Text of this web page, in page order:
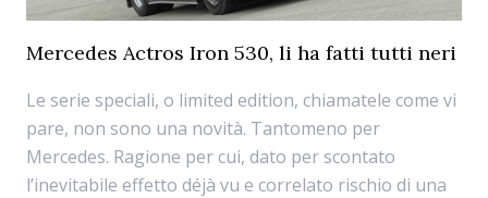
Mercedes Actros Iron 530, li ha fatti tutti neri
Le serie speciali, o limited edition, chiamatele come vi
pare, non sono una novità. Tantomeno per
Mercedes. Ragione per cui, dato per scontato
l’inevitabile effetto déjà vu e correlato rischio di una